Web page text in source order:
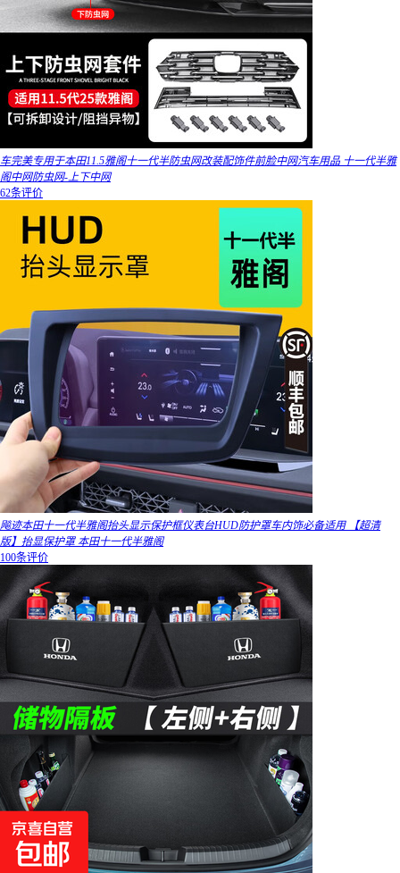
车完美专用于本田11.5雅阁十一代半防虫网改装配饰件前脸中网汽车用品 十一代半雅
阁中网防虫网-上下中网
62条评价
飚迹本田十一代半雅阁抬头显示保护框仪表台HUD防护罩车内饰必备适用 【超清
版】抬显保护罩 本田十一代半雅阁
100条评价